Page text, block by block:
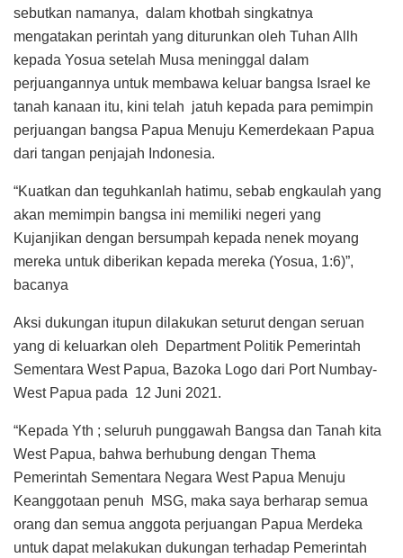
sebutkan namanya, dalam khotbah singkatnya
mengatakan perintah yang diturunkan oleh Tuhan Allh
kepada Yosua setelah Musa meninggal dalam
perjuangannya untuk membawa keluar bangsa Israel ke
tanah kanaan itu, kini telah jatuh kepada para pemimpin
perjuangan bangsa Papua Menuju Kemerdekaan Papua
dari tangan penjajah Indonesia.
“Kuatkan dan teguhkanlah hatimu, sebab engkaulah yang
akan memimpin bangsa ini memiliki negeri yang
Kujanjikan dengan bersumpah kepada nenek moyang
mereka untuk diberikan kepada mereka (Yosua, 1:6)”,
bacanya
Aksi dukungan itupun dilakukan seturut dengan seruan
yang di keluarkan oleh Department Politik Pemerintah
Sementara West Papua, Bazoka Logo dari Port Numbay-
West Papua pada 12 Juni 2021.
“Kepada Yth ; seluruh punggawah Bangsa dan Tanah kita
West Papua, bahwa berhubung dengan Thema
Pemerintah Sementara Negara West Papua Menuju
Keanggotaan penuh MSG, maka saya berharap semua
orang dan semua anggota perjuangan Papua Merdeka
untuk dapat melakukan dukungan terhadap Pemerintah